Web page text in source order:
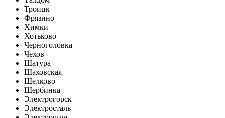
Троицк
Фрязино
Химки
Хотьково
Черноголовка
Чехов
Шатура
Шаховская
Щелково
Щербинка
Электрогорск
Электросталь